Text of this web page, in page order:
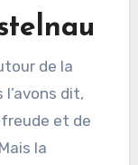
dit,
et de
la